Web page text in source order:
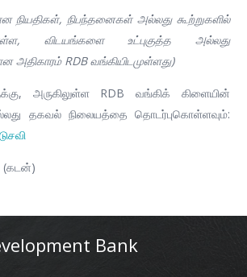
நியதிகள், நிபந்தனைகள் அல்லது கூற்றுகளில்
விடயங்களை உட்புகுத்த அல்லது
அதிகாரம் RDB வங்கியிடமுள்ளது)
அருகிலுள்ள RDB வங்கிக் கிளையின்
தகவல் நிலையத்தை தொடர்புகொள்ளவும்:
(கடன்)
Bank